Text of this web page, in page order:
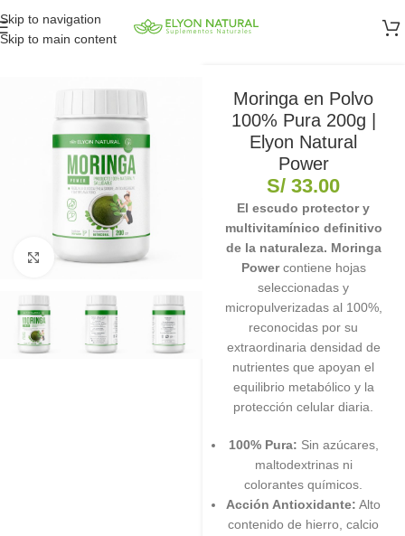
Skip to navigation
Skip to main content
Clic para ampliar
Moringa en Polvo
100% Pura 200g |
Elyon Natural
Power
S/ 33.00
El escudo protector y
multivitamínico definitivo
de la naturaleza. Moringa
Powercontiene hojas
seleccionadas y
micropulverizadas al 100%,
reconocidas por su
extraordinaria densidad de
nutrientes que apoyan el
equilibrio metabólico y la
protección celular diaria.
100% Pura: Sin azúcares,
maltodextrinas ni
colorantes químicos.
Acción Antioxidante: Alto
contenido de hierro, calcio